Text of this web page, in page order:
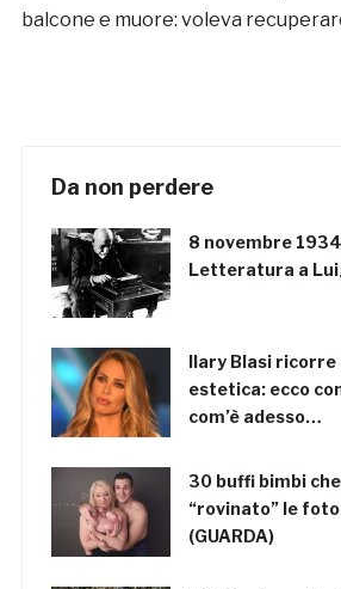
balcone e muore: voleva
Da non perdere
8 novembre
Letteratura a
Ilary Blasi
estetica: ecco
com’è adesso…
30 buffi bimbi
“rovinato” le
(GUARDA)